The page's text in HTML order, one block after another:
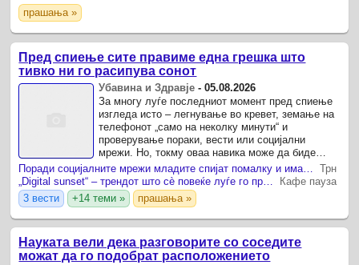
прашања »
Пред спиење сите правиме една грешка што
тивко ни го расипува сонот
Убавина и Здравје -05.08.2026
За многу луѓе последниот момент пред спиење
изгледа исто – легнување во кревет, земање на
телефонот „само на неколку минути“ и
проверување пораки, вести или социјални
мрежи. Но, токму оваа навика може да биде
една од причините зошто потешко заспиваме и
зошто наутро се будиме ...
Трн
Кафе пауза
3 вести
+14 теми » прашања »
Науката вели дека разговорите со соседите
можат да го подобрат расположението